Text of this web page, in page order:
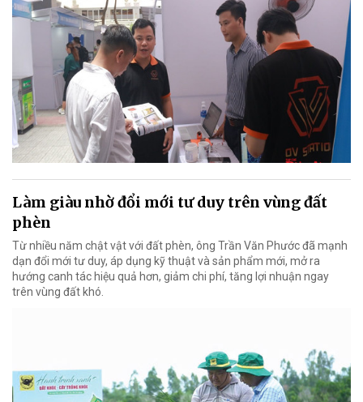
Làm giàu nhờ đổi mới tư duy trên vùng đất
phèn
Từ nhiều năm chật vật với đất phèn, ông Trần Văn Phước đã mạnh
dạn đổi mới tư duy, áp dụng kỹ thuật và sản phẩm mới, mở ra
hướng canh tác hiệu quả hơn, giảm chi phí, tăng lợi nhuận ngay
trên vùng đất khó.